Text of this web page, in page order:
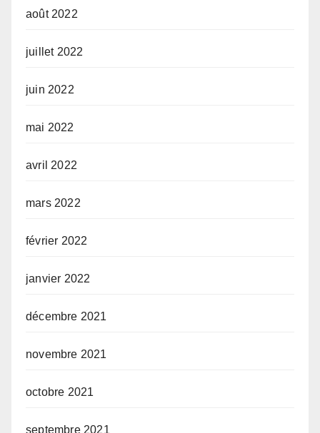
août 2022
juillet 2022
juin 2022
mai 2022
avril 2022
mars 2022
février 2022
janvier 2022
décembre 2021
novembre 2021
octobre 2021
septembre 2021